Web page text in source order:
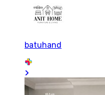
batuhand